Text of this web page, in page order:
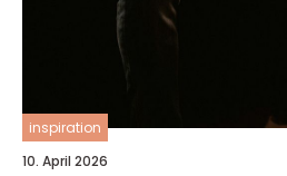
inspiration
10. April 2026